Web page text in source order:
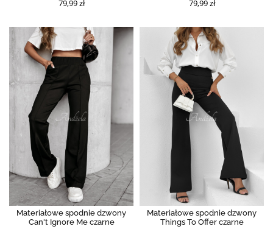
79,99 zł 79,99 zł
Materiałowe spodnie dzwony
Can't Ignore Me czarne
Materiałowe spodnie dzwony
Things To Offer czarne